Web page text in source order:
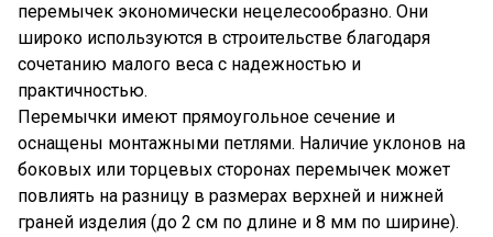
перемычек экономически нецелесообразно. Они
широко используются в строительстве благодаря
сочетанию малого веса с надежностью и
практичностью.
Перемычки имеют прямоугольное сечение и
оснащены монтажными петлями. Наличие уклонов на
боковых или торцевых сторонах перемычек может
повлиять на разницу в размерах верхней и нижней
граней изделия (до 2 см по длине и 8 мм по ширине).